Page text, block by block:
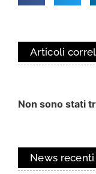
Articoli
Non sono stati
News recenti